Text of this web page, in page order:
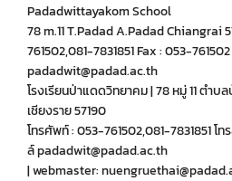
Padadwittayakom School
78 m.11 T.Padad A.Padad Chiangrai
761502,081-7831851 Fax : 053-
padadwit@padad.ac.th
โรงเรียนป่าแดดวิทยาคม | 78 หมู่ 11 ตำ
เชียงราย 57190
โทรศัพท์ : 053-761502,081-7831851 โท
ล์ padadwit@padad.ac.th
| webmaster: